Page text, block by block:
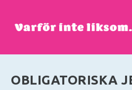
OBLIGATORISKA